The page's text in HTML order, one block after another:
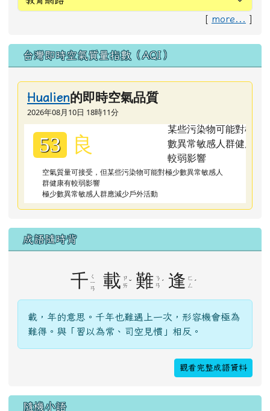
[ more... ]
台灣即時空氣質量指數（AQI）
Hualien的即時空氣品質
2026年08月10日 18時11分
53 良
空氣質量可接受，但某些污染物可能對極少數異常敏感人
群健康有較弱影響
極少數異常敏感人群應減少戶外活動
成語隨時背
千 ㄑ
ㄧ
ㄢ
載 ㄗ
ㄞ ˇ 難 ㄋ
ㄢ ˊ 逢 ㄈ
ㄥ
ˊ
載，年的意思。千年也難遇上一次，形容機會極為
難得。與「習以為常、司空見慣」相反。
觀看完整成語資料
隨機小語